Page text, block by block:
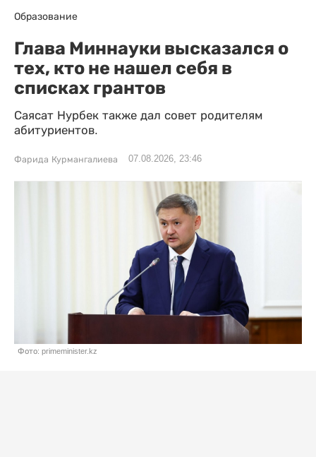
Образование
Глава Миннауки высказался о
тех, кто не нашел себя в
списках грантов
Саясат Нурбек также дал совет родителям
абитуриентов.
Фарида Курмангалиева 07.08.2026, 23:46
Фото: primeminister.kz